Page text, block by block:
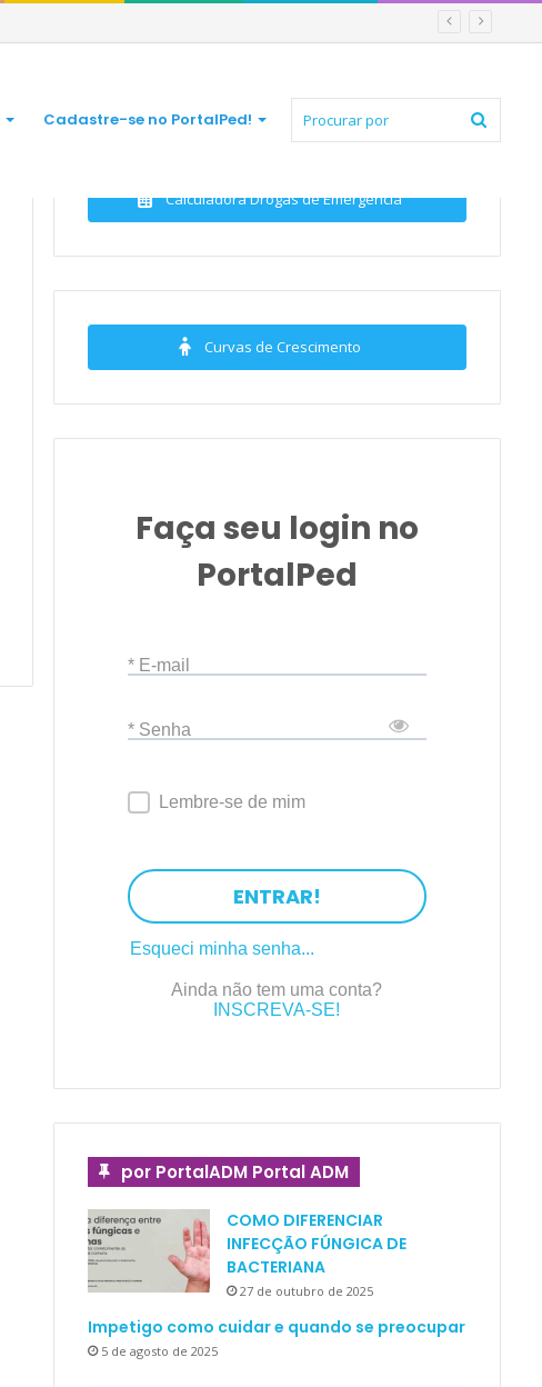
Cadastre-se no PortalPed!
Calculadora Drogas de Emergência
Curvas de Crescimento
Faça seu login no
PortalPed
* E-mail
* Senha
Lembre-se de mim
ENTRAR!
Esqueci minha senha...
Ainda não tem uma conta?
INSCREVA-SE!
por PortalADM Portal ADM
COMO DIFERENCIAR
INFECÇÃO FÚNGICA DE
BACTERIANA
27 de outubro de 2025
Impetigo como cuidar e quando se preocupar
5 de agosto de 2025